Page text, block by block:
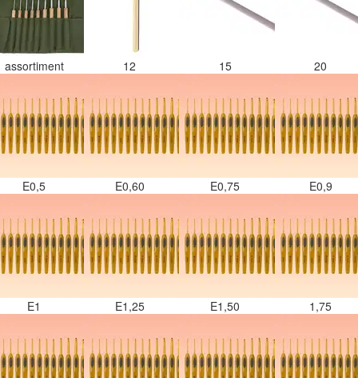
assortiment 12 15 20
E0,5 E0,60 E0,75 E0,9
E1 E1,25 E1,50 1,75